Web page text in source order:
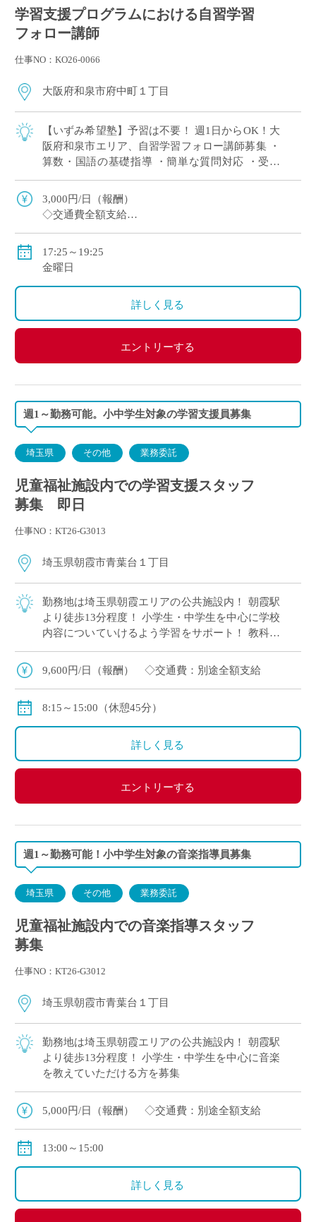
学習支援プログラムにおける自習学習
フォロー講師
仕事NO：KO26-0066
大阪府和泉市府中町１丁目
【いずみ希望塾】予習は不要！ 週1日からOK！大
阪府和泉市エリア、自習学習フォロー講師募集 ・
算数・国語の基礎指導 ・簡単な質問対応 ・受講
3,000円/日（報酬）
◇交通費全額支給
17:25～19:25
金曜日
詳しく見る
エントリーする
週1～勤務可能。小中学生対象の学習支援員募集
埼玉県 その他 業務委託
児童福祉施設内での学習支援スタッフ
募集 即日
仕事NO：KT26-G3013
埼玉県朝霞市青葉台１丁目
勤務地は埼玉県朝霞エリアの公共施設内！ 朝霞駅
より徒歩13分程度！ 小学生・中学生を中心に学校
内容についていけるよう学習をサポート！ 教科は
な科目を担当いただきます。
9,600円/日（報酬） ◇交通費：別途全額支給
8:15～15:00（休憩45分）
詳しく見る
エントリーする
週1～勤務可能！小中学生対象の音楽指導員募集
埼玉県 その他 業務委託
児童福祉施設内での音楽指導スタッフ
募集
仕事NO：KT26-G3012
埼玉県朝霞市青葉台１丁目
勤務地は埼玉県朝霞エリアの公共施設内！ 朝霞駅
より徒歩13分程度！ 小学生・中学生を中心に音楽
を教えていただける方を募集
5,000円/日（報酬） ◇交通費：別途全額支給
13:00～15:00
詳しく見る